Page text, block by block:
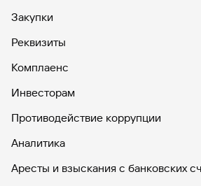
Закупки
Реквизиты
Комплаенс
Инвесторам
Противодействие коррупции
Аналитика
Аресты и взыскания с банковских